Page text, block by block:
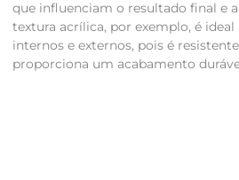
que influenciam o resultado final e
textura acrílica, por exemplo, é ideal
internos e externos, pois é
proporciona um acabamento